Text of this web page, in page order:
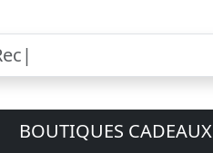
BOUTIQUES CADEAUX